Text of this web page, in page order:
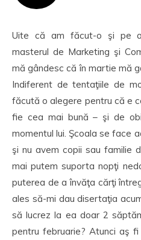
Uite că am făcut-o şi pe
masterul de Marketing şi
mă gândesc că în martie mă
Indiferent de tentaţiile de
făcută o alegere pentru că e
fie cea mai bună – şi de
momentul lui. Şcoala se face
şi nu avem copii sau familie
mai putem suporta nopţi
puterea de a învăţa cărţi
ales să-mi dau disertaţia
să lucrez la ea doar 2
pentru februarie? Atunci aş